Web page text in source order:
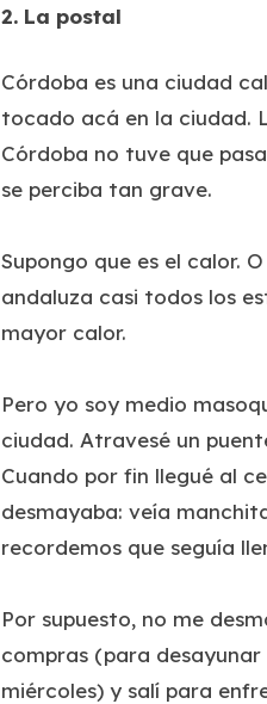
2. La postal
Córdoba es una ciudad
tocado acá en la ciudad.
Córdoba no tuve que
se perciba tan grave.
Supongo que es el calor.
andaluza casi todos los
mayor calor.
Pero yo soy medio
ciudad. Atravesé un
Cuando por fin llegué al
desmayaba: veía
recordemos que seguía
Por supuesto, no me
compras (para
miércoles) y salí para